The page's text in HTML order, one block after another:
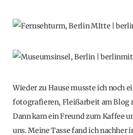
Wieder zu Hause musste ich noch
fotografieren, Fleißarbeit am Blog
Dann kam ein Freund zum Kaffee
uns. Meine Tasse fand ich nachher